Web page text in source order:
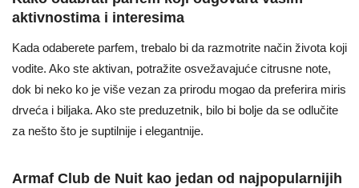
aktivnostima i interesima
Kada odaberete parfem, trebalo bi da razmotrite način života koji
vodite. Ako ste aktivan, potražite osvežavajuće citrusne note,
dok bi neko ko je više vezan za prirodu mogao da preferira miris
drveća i biljaka. Ako ste preduzetnik, bilo bi bolje da se odlučite
za nešto što je suptilnije i elegantnije.
Armaf Club de Nuit kao jedan od najpopularnijih